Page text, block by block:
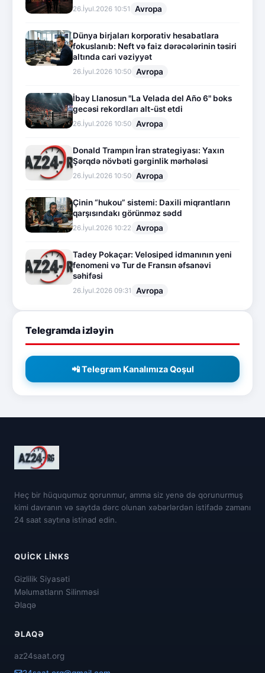
26.İyul.2026 10:51 Avropa
Dünya birjaları korporativ hesabatlara
fokuslanıb: Neft və faiz dərəcələrinin təsiri
altında cari vəziyyət
26.İyul.2026 10:50 Avropa
İbay Llanosun "La Velada del Año 6" boks
gecəsi rekordları alt-üst etdi
26.İyul.2026 10:50 Avropa
Donald Trampın İran strategiyası: Yaxın
Şərqdə növbəti gərginlik mərhələsi
26.İyul.2026 10:50 Avropa
Çinin “hukou” sistemi: Daxili miqrantların
qarşısındakı görünməz sədd
26.İyul.2026 10:22 Avropa
Tadey Pokaçar: Velosiped idmanının yeni
fenomeni və Tur de Fransın əfsanəvi
səhifəsi
26.İyul.2026 09:31 Avropa
Telegramda izləyin
📲 Telegram Kanalımıza Qoşul
Heç bir hüququmuz qorunmur, amma siz yenə də qorunurmuş
kimi davranın və saytda dərc olunan xəbərlərdən istifadə zamanı
24 saat saytına istinad edin.
QUICK LINKS
Gizlilik Siyasəti
Məlumatların Silinməsi
Əlaqə
ƏLAQƏ
az24saat.org